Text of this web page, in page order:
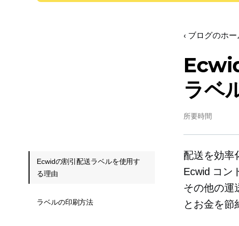
‹ ブログのホ
ラベ
所要時間
配送を効率
Ecwid コン
その他の運
とお金を節
Ecwidの割引配送ラベルを使用す
る理由
ラベルの印刷方法